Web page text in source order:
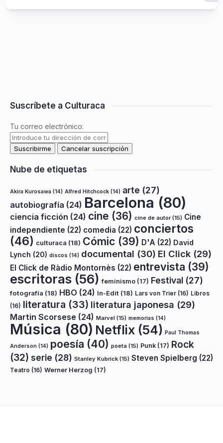
Suscríbete a Culturaca
Tu correo electrónico:
Nube de etiquetas
Akira Kurosawa (14) Alfred Hitchcock (14) arte (27)
autobiografía (24) Barcelona (80)
ciencia ficción (24) cine (36) cine de autor(15) Cine
independiente (22) comedia (22) conciertos
(46) culturaca (18) Cómic (39) D'A (22) David
Lynch (20) discos (14) documental (30) El Click (29)
El Click de Ràdio Montornès (22) entrevista (39)
escritoras (56) feminismo (17) Festival (27)
fotografía (18) HBO (24) In-Edit (18) Lars von Trier (16) Libros
(16) literatura (33) literatura japonesa (29)
Martin Scorsese (24) Marvel (15) memorias (14)
Música (80) Netflix (54) Paul Thomas
Anderson (14) poesía (40) poeta (15) Punk (17) Rock
(32) serie (28) Stanley Kubrick (15) Steven Spielberg (22)
Teatro (16) Werner Herzog (17)